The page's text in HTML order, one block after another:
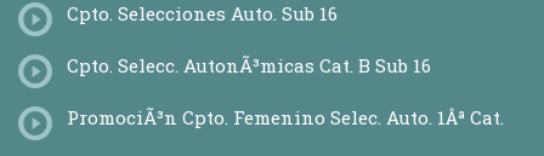
Cpto. Selecciones Auto. Sub 16
Cpto. Selecc. AutonÃ³micas Cat. B Sub 16
PromociÃ³n Cpto. Femenino Selec. Auto. 1Âª Cat.